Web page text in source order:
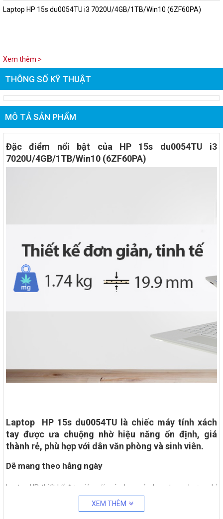
Laptop HP 15s du0054TU i3 7020U/4GB/1TB/Win10 (6ZF60PA)
Xem thêm >
THÔNG SỐ KỸ THUẬT
MÔ TẢ SẢN PHẨM
Đặc điểm nổi bật của HP 15s du0054TU i3
7020U/4GB/1TB/Win10 (6ZF60PA)
Laptop HP 15s du0054TU là chiếc máy tính xách
tay được ưa chuộng nhờ hiệu năng ổn định, giá
thành rẻ, phù hợp với dân văn phòng và sinh viên.
Dễ mang theo hằng ngày
Laptop HP thiết kế đơn giản với màu bạc, vỏ nhựa, trọng lượng chỉ
1.74 kg nên người dùng thoải mái mang theo đi làm thường xuyên.
XEM THÊM